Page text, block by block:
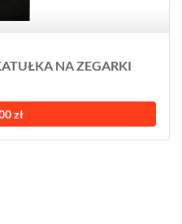
NA ZEGARKI
zł